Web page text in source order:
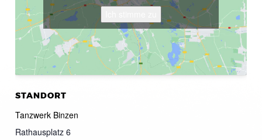
STANDORT
Tanzwerk Binzen
Rathausplatz 6